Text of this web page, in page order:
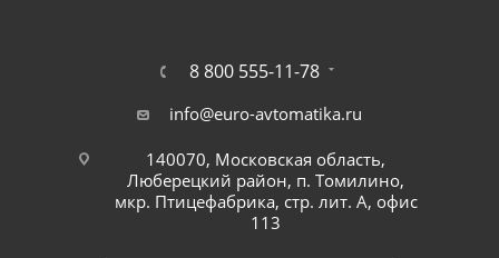
8 800 555-11-78
info@euro-avtomatika.ru
140070, Московская область,
Люберецкий район, п. Томилино,
мкр. Птицефабрика, стр. лит. А, офис
113